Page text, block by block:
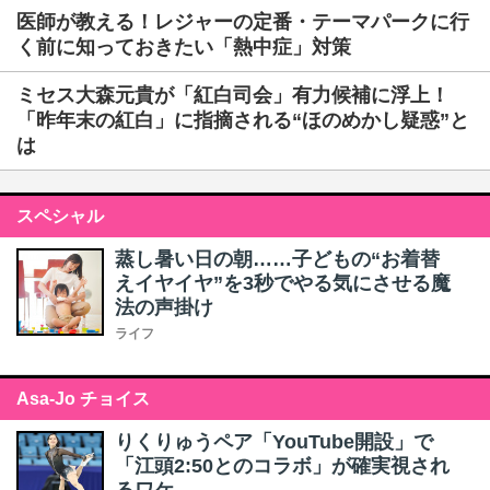
医師が教える！レジャーの定番・テーマパークに行
く前に知っておきたい「熱中症」対策
ミセス大森元貴が「紅白司会」有力候補に浮上！
「昨年末の紅白」に指摘される“ほのめかし疑惑”と
は
スペシャル
蒸し暑い日の朝……子どもの“お着替
えイヤイヤ”を3秒でやる気にさせる魔
法の声掛け
ライフ
Asa-Jo チョイス
りくりゅうペア「YouTube開設」で
「江頭2:50とのコラボ」が確実視され